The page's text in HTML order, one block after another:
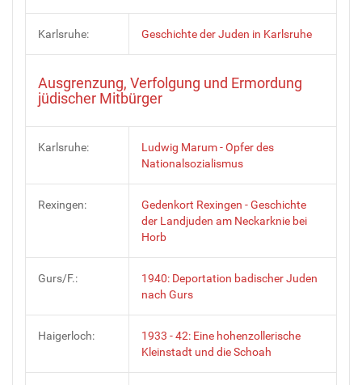
Karlsruhe: Geschichte der Juden in Karlsruhe
Ausgrenzung, Verfolgung und Ermordung
jüdischer Mitbürger
Karlsruhe:
Ludwig Marum - Opfer des
Nationalsozialismus
Rexingen:
Gedenkort Rexingen - Geschichte
der Landjuden am Neckarknie bei
Horb
Gurs/F.:
1940: Deportation badischer Juden
nach Gurs
Haigerloch:
1933 - 42: Eine hohenzollerische
Kleinstadt und die Schoah